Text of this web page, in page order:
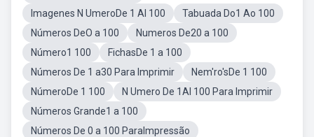
Imagenes N UmeroDe 1 Al 100
Tabuada Do1 Ao 100
Números DeO a 100
Numeros De20 a 100
Número1 100
FichasDe 1 a 100
Números De 1 a30 Para Imprimir
Nem'ro'sDe 1 100
NúmeroDe 1 100
N Umero De 1Al 100 Para Imprimir
Números Grande1 a 100
Números De 0 a 100 ParaImpressão